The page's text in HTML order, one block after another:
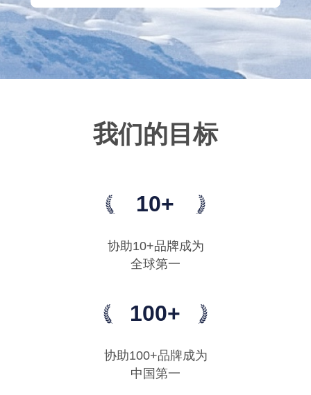
我们的目标
10+
协助10+品牌成为
全球第一
100+
协助100+品牌成为
中国第一